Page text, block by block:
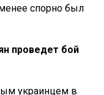
спорно был
проведет бой
украинцем в